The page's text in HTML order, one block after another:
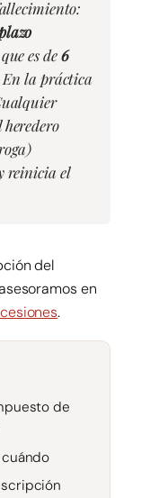
es de6
la práctica
reinicia el
del
en
.
de
cuándo